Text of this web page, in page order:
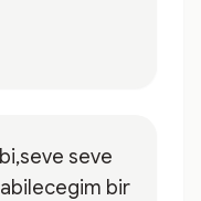
seve
bir